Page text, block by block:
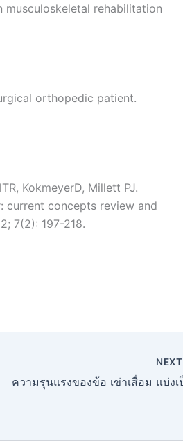
musculoskeletal rehabilitation
orthopedic patient.
KokmeyerD, Millett PJ.
concepts review and
7(2): 197-218.
NEXT